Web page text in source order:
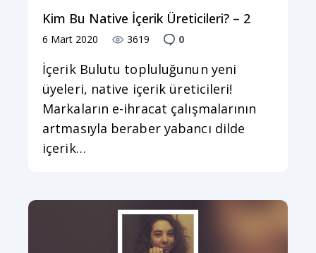
Kim Bu Native İçerik Üreticileri? – 2
6 Mart 2020 3619 0
İçerik Bulutu topluluğunun yeni
üyeleri, native içerik üreticileri!
Markaların e-ihracat çalışmalarının
artmasıyla beraber yabancı dilde
içerik…